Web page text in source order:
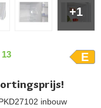
+1
E
inbouw